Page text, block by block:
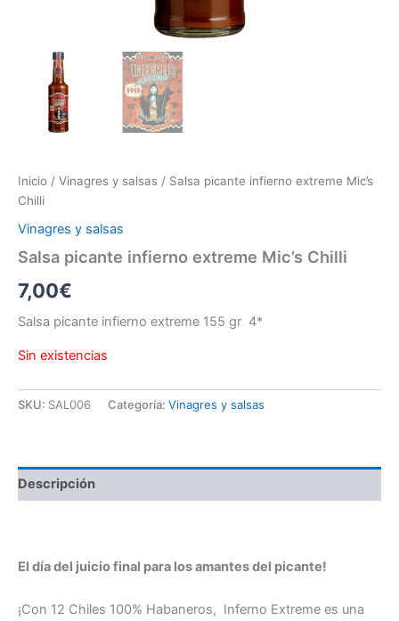
Inicio / Vinagres y salsas / Salsa picante infierno extreme Mic’s
Chilli
Vinagres y salsas
Salsa picante infierno extreme Mic’s Chilli
7,00€
Salsa picante infierno extreme 155 gr 4*
Sin existencias
SKU: SAL006 Categoría: Vinagres y salsas
Descripción
El día del juicio final para los amantes del picante!
¡Con 12 Chiles 100% Habaneros, Inferno Extreme es una